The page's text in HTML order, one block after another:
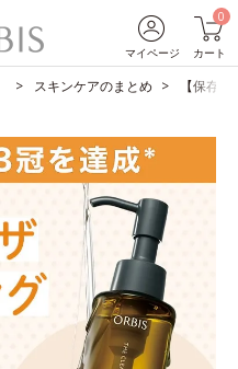
マイページ
0
カート
スキンケアのまとめ 【保存